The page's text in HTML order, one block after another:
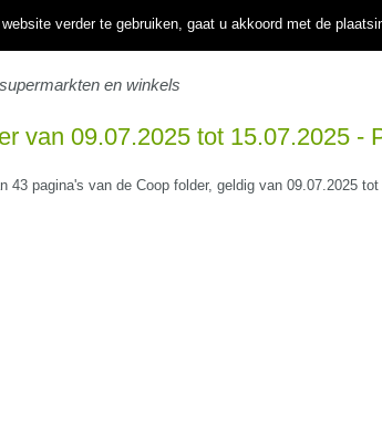
en winkels
van 09.07.2025 tot 15.07.2025 -
43 pagina's van de Coop folder, geldig van 09.07.2025
verder te gebruiken, gaat u akkoord met de